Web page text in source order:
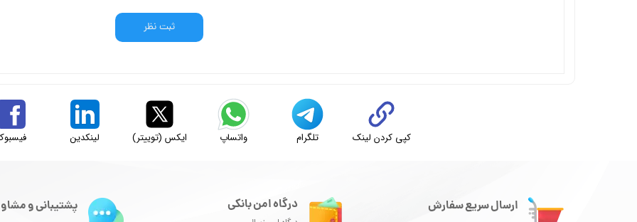
ثبت نظر
کپی کردن لینک تلگرام واتساپ ایکس (توییتر) لینکدین
ارسال سریع سفارش درگاه امن بانکی پشتیبانی و